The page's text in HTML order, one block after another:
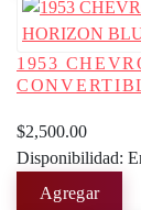
1953
$2,500.00
Disponibilidad: